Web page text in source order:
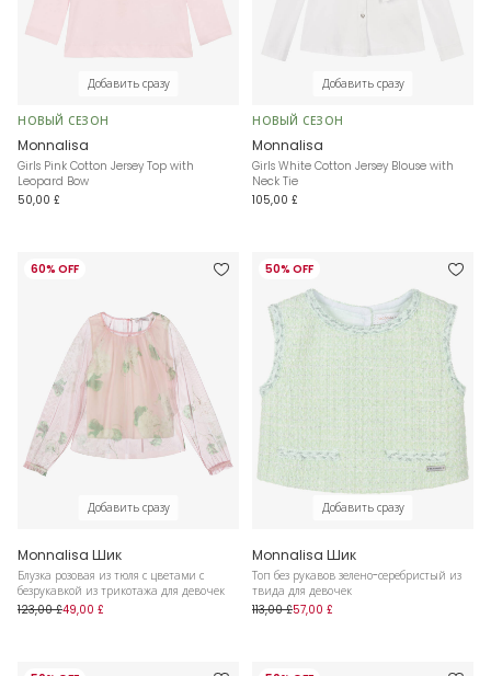
Добавить сразу
НОВЫЙ СЕЗОН
Monnalisa
Girls Pink Cotton Jersey Top with
Leopard Bow
50,00 £
Добавить сразу
НОВЫЙ СЕЗОН
Monnalisa
Girls White Cotton Jersey Blouse with
Neck Tie
105,00 £
60% OFF
Добавить сразу
Monnalisa Шик
Блузка розовая из тюля с цветами с
безрукавкой из трикотажа для девочек
123,00 £49,00 £
50% OFF
Добавить сразу
Monnalisa Шик
Топ без рукавов зелено-серебристый из
твида для девочек
113,00 £57,00 £